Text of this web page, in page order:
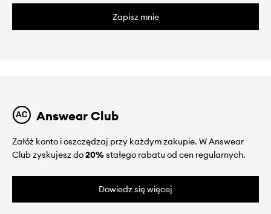
Zapisz mnie
Answear Club
Załóż konto i oszczędzaj przy każdym zakupie. W Answear
Club zyskujesz do20%stałego rabatu od cen regularnych.
Dowiedz się więcej